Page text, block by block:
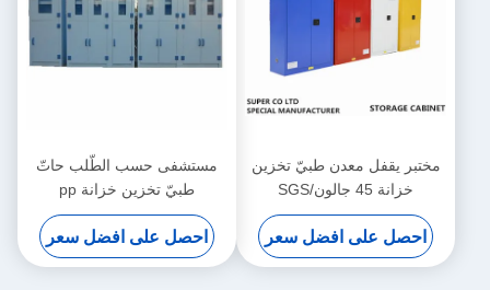
مختبر يقفل معدن طبيّ تخزين
خزانة 45 جالون/SGS
احصل على افضل سعر
مستشفى حسب الطّلب حاتّ
طبيّ تخزين خزانة pp
بوليبروبيلين, 6 باب
احصل على افضل سعر